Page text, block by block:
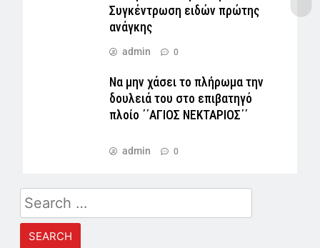
Συγκέντρωση ειδών πρώτης
ανάγκης
admin 0
Να μην χάσει το πλήρωμα την
δουλειά του στο επιβατηγό
πλοίο ΄΄ΑΓΙΟΣ ΝΕΚΤΑΡΙΟΣ΄΄
admin 0
Search
for: